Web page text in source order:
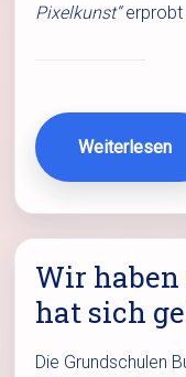
Pixelkunst“erprobt
Weiterlesen
Wir haben
hat sich
Die Grundschulen